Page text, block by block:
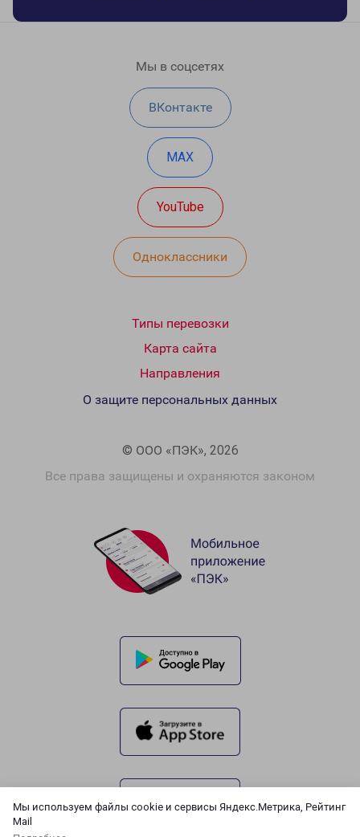
Мы используем файлы cookie и сервисы Яндекс.Метрика, Рейтинг
Mail
Мы в соцсетях
ВКонтакте
MAX
YouTube
Одноклассники
Типы перевозки
Карта сайта
Направления
© ООО «ПЭК», 2026
Все права защищены и охраняются законом
О защите персональных данных